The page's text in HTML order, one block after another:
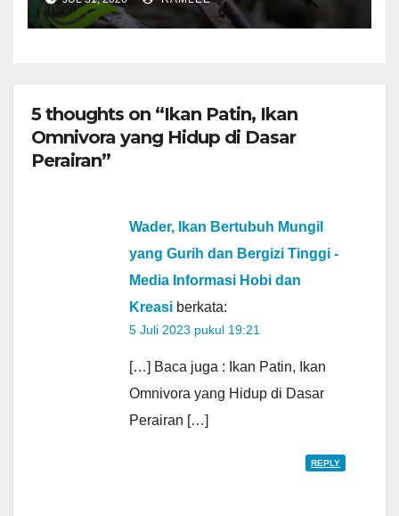
5 thoughts on “Ikan Patin, Ikan
Omnivora yang Hidup di Dasar
Perairan”
Wader, Ikan Bertubuh Mungil
yang Gurih dan Bergizi Tinggi -
Media Informasi Hobi dan
Kreasi berkata:
5 Juli 2023 pukul 19:21
[…] Baca juga : Ikan Patin, Ikan
Omnivora yang Hidup di Dasar
Perairan […]
REPLY